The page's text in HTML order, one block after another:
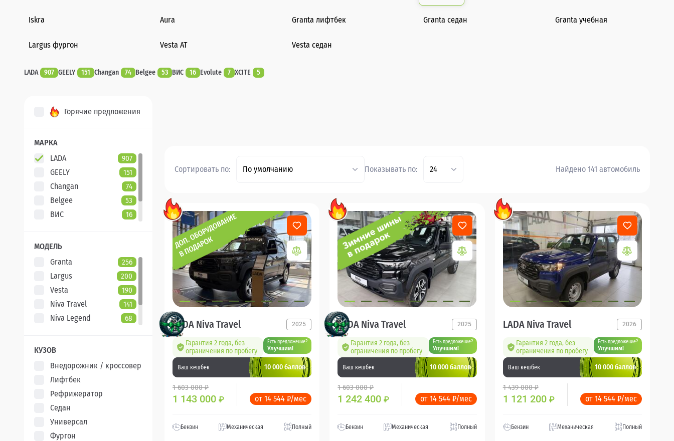
Iskra Aura Granta лифтбек Granta седан Granta учебная
Largus фургон Vesta AT Vesta седан
LADA 907 GEELY 151 Changan 74 Belgee 53 ВИС 16 Evolute 7 XCITE 5
Горячие предложения
МАРКА
LADA
907
GEELY 151
Changan 74
Belgee 53
ВИС 16
XCITE
МОДЕЛЬ
Granta
256
Largus 200
Vesta 190
Niva Travel 141
Niva Legend 68
Aura
КУЗОВ
Внедорожник / кроссовер
Лифтбек
Рефрижератор
Седан
Универсал
Фургон
Сортировать по: По умолчанию Показывать по: 24 Найдено 141 автомобиль
LADA Niva Travel 2025
Гарантия 2 года, без
ограничения по пробегу
Есть предложение?
Улучшим!
Ваш кешбек 10 000 баллов
1 603 000 ₽
1 143 000 ₽ от 14 544 ₽/мес
Бензин Механическая Полный
LADA Niva Travel 2025
Гарантия 2 года, без
ограничения по пробегу
Есть предложение?
Улучшим!
Ваш кешбек 10 000 баллов
1 603 000 ₽
1 242 400₽ от 14 544 ₽/мес
Бензин Механическая Полный
LADA Niva Travel 2026
Гарантия 2 года, без
ограничения по пробегу
Есть предложение?
Улучшим!
Ваш кешбек 10 000 баллов
1 439 000 ₽
1 121 200 ₽ от 14 544 ₽/мес
Бензин Механическая Полный